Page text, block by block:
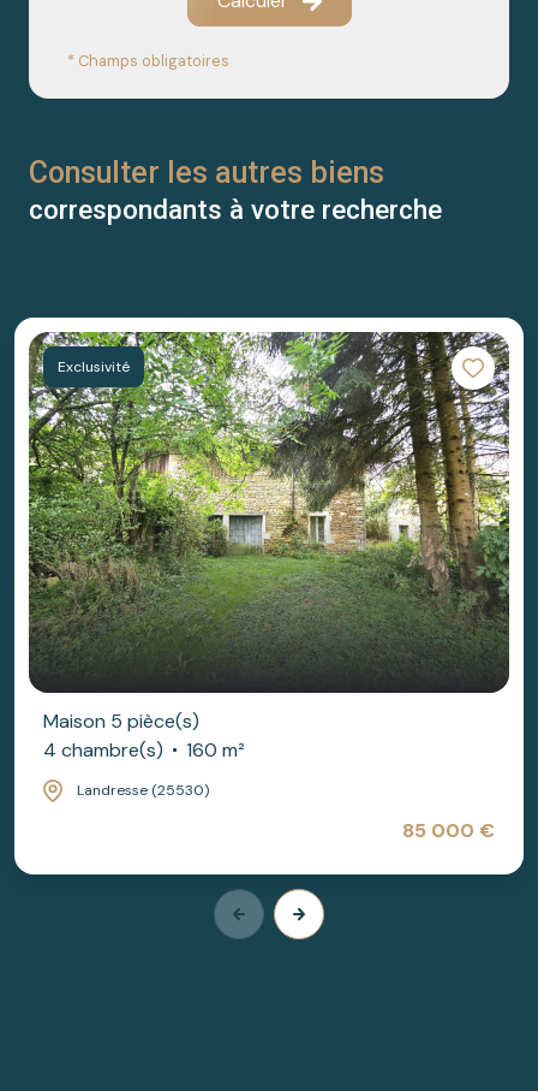
* Champs obligatoires
Consulter les autres biens
correspondants à votre recherche
Exclusivité
Maison 5 pièce(s)
4 chambre(s)
160 m²
Landresse (25530)
85 000 €